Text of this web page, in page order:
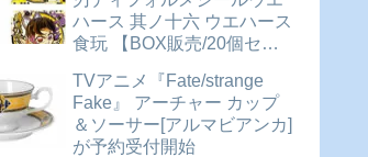
ハース 其ノ十六 ウエハース
食玩 【BOX販売/20個セッ
TVアニメ『Fate/strange
Fake』 アーチャー カップ
＆ソーサー[アルマビアンカ]
が予約受付開始